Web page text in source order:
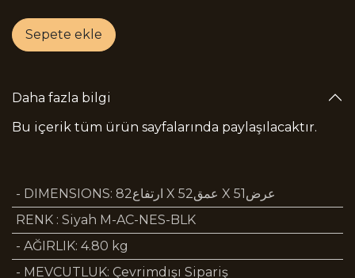
Sepete ekle
Daha fazla bilgi
Bu içerik tüm ürün sayfalarında paylaşılacaktır.
- DIMENSIONS:
ارتفاع82 X عمق52 X عرض51
RENK : Siyah M-AC-NES-BLK
- AĞIRLIK: 4.80 kg
- MEVCUTLUK: Çevrimdışı Sipariş